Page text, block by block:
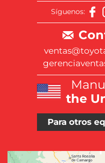
Síguenos:
the
Para otros